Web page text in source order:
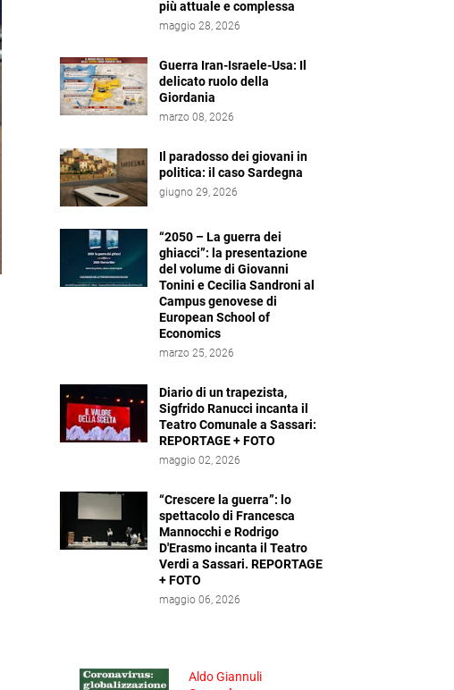
più attuale e complessa
maggio 28, 2026
Guerra Iran-Israele-Usa: Il
delicato ruolo della
Giordania
marzo 08, 2026
Il paradosso dei giovani in
politica: il caso Sardegna
giugno 29, 2026
“2050 – La guerra dei
ghiacci”: la presentazione
del volume di Giovanni
Tonini e Cecilia Sandroni al
Campus genovese di
European School of
Economics
marzo 25, 2026
Diario di un trapezista,
Sigfrido Ranucci incanta il
Teatro Comunale a Sassari:
REPORTAGE + FOTO
maggio 02, 2026
“Crescere la guerra”: lo
spettacolo di Francesca
Mannocchi e Rodrigo
D'Erasmo incanta il Teatro
Verdi a Sassari. REPORTAGE
+ FOTO
maggio 06, 2026
Aldo Giannuli